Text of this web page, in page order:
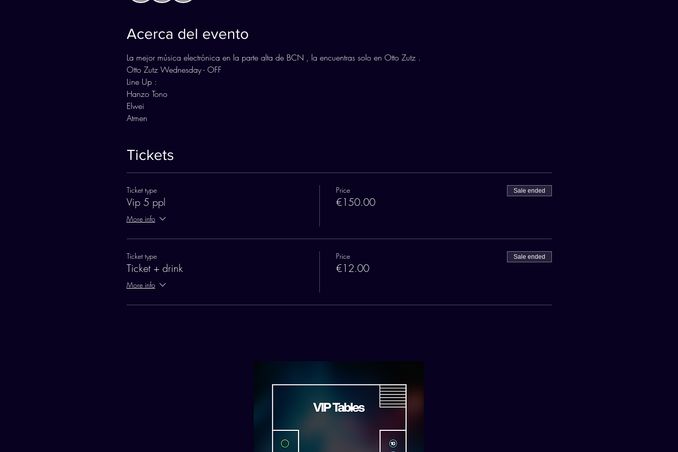
Acerca del evento
La mejor música electrónica en la parte alta de BCN , la encuentras solo en Otto Zutz .
Otto Zutz Wednesday - OFF
Line Up :
Hanzo Tono
Elwei
Atmen
Tickets
Ticket type
Vip 5 ppl
More info
Price
€150.00
Sale ended
Ticket type
Ticket + drink
More info
Price
€12.00
Sale ended